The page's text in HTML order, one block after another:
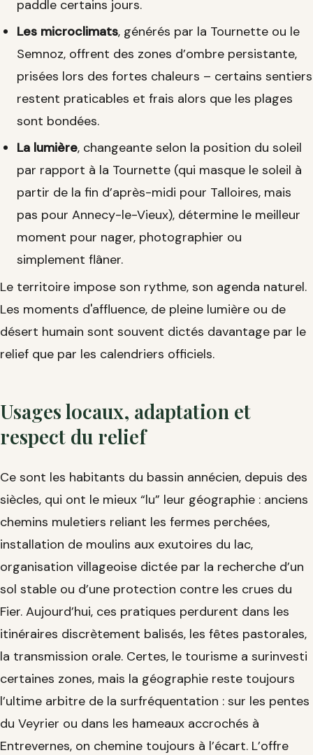
paddle certains jours.
Les microclimats, générés par la Tournette ou le
Semnoz, offrent des zones d’ombre persistante,
prisées lors des fortes chaleurs – certains sentiers
restent praticables et frais alors que les plages
sont bondées.
La lumière, changeante selon la position du soleil
par rapport à la Tournette (qui masque le soleil à
partir de la fin d’après-midi pour Talloires, mais
pas pour Annecy-le-Vieux), détermine le meilleur
moment pour nager, photographier ou
simplement flâner.
Le territoire impose son rythme, son agenda naturel.
Les moments d'affluence, de pleine lumière ou de
désert humain sont souvent dictés davantage par le
relief que par les calendriers officiels.
Usages locaux, adaptation et
respect du relief
Ce sont les habitants du bassin annécien, depuis des
siècles, qui ont le mieux “lu” leur géographie : anciens
chemins muletiers reliant les fermes perchées,
installation de moulins aux exutoires du lac,
organisation villageoise dictée par la recherche d’un
sol stable ou d’une protection contre les crues du
Fier. Aujourd’hui, ces pratiques perdurent dans les
itinéraires discrètement balisés, les fêtes pastorales,
la transmission orale. Certes, le tourisme a surinvesti
certaines zones, mais la géographie reste toujours
l’ultime arbitre de la surfréquentation : sur les pentes
du Veyrier ou dans les hameaux accrochés à
Entrevernes, on chemine toujours à l’écart. L’offre